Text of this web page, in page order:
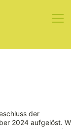
der
2024 aufgelöst.